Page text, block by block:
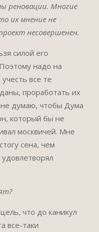
реновации. Многие
их мнение не
несовершенен.
силой его
надо на
все те
проработать их
не думаю, чтобы Дума
который бы не
москвичей. Мне
сена, чем
что до каникул
все-таки